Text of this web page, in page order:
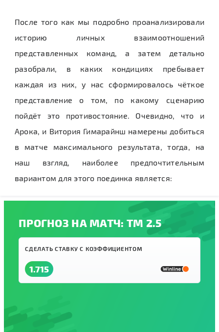
После того как мы подробно проанализировали
историю личных взаимоотношений
представленных команд, а затем детально
разобрали, в каких кондициях пребывает
каждая из них, у нас сформировалось чёткое
представление о том, по какому сценарию
пойдёт это противостояние. Очевидно, что и
Арока, и Витория Гимарайнш намерены добиться
в матче максимального результата, тогда, на
наш взгляд, наиболее предпочтительным
вариантом для этого поединка является:
ПРОГНОЗ НА МАТЧ: ТМ 2.5
СДЕЛАТЬ СТАВКУ С КОЭФФИЦИЕНТОМ
1.715